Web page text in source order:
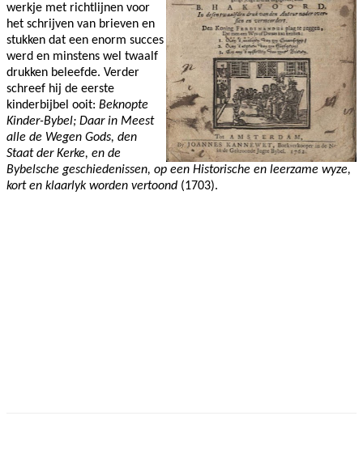
werkje met richtlijnen voor
het schrijven van brieven en
stukken dat een enorm succes
werd en minstens wel twaalf
drukken beleefde. Verder
schreef hij de eerste
kinderbijbel ooit: Beknopte
Kinder-Bybel; Daar in Meest
alle de Wegen Gods, den
Staat der Kerke, en de
Bybelsche geschiedenissen, op een Historische en leerzame wyze,
kort en klaarlyk worden vertoond (1703).